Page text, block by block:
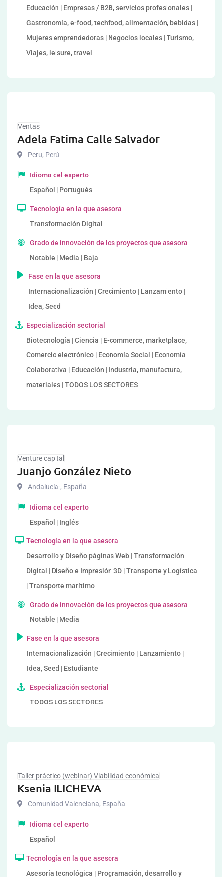
Educación | Empresas / B2B, servicios profesionales |
Gastronomía, e-food, techfood, alimentación, bebidas |
Mujeres emprendedoras | Negocios locales | Turismo,
Viajes, leisure, travel
Ventas
Adela Fatima Calle Salvador
Peru, Perú
Idioma del experto
Español | Portugués
Tecnología en la que asesora
Transformación Digital
Grado de innovación de los proyectos que asesora
Notable | Media | Baja
Fase en la que asesora
Internacionalización | Crecimiento | Lanzamiento |
Idea, Seed
Especialización sectorial
Biotecnología | Ciencia | E-commerce, marketplace,
Comercio electrónico | Economía Social | Economía
Colaborativa | Educación | Industria, manufactura,
materiales | TODOS LOS SECTORES
Venture capital
Juanjo González Nieto
Andalucía-, España
Idioma del experto
Español | Inglés
Tecnología en la que asesora
Desarrollo y Diseño páginas Web | Transformación
Digital | Diseño e Impresión 3D | Transporte y Logística
| Transporte marítimo
Grado de innovación de los proyectos que asesora
Notable | Media
Fase en la que asesora
Internacionalización | Crecimiento | Lanzamiento |
Idea, Seed | Estudiante
Especialización sectorial
TODOS LOS SECTORES
Taller práctico (webinar) Viabilidad económica
Ksenia ILICHEVA
Comunidad Valenciana, España
Idioma del experto
Español
Tecnología en la que asesora
Asesoría tecnológica | Programación, desarrollo y